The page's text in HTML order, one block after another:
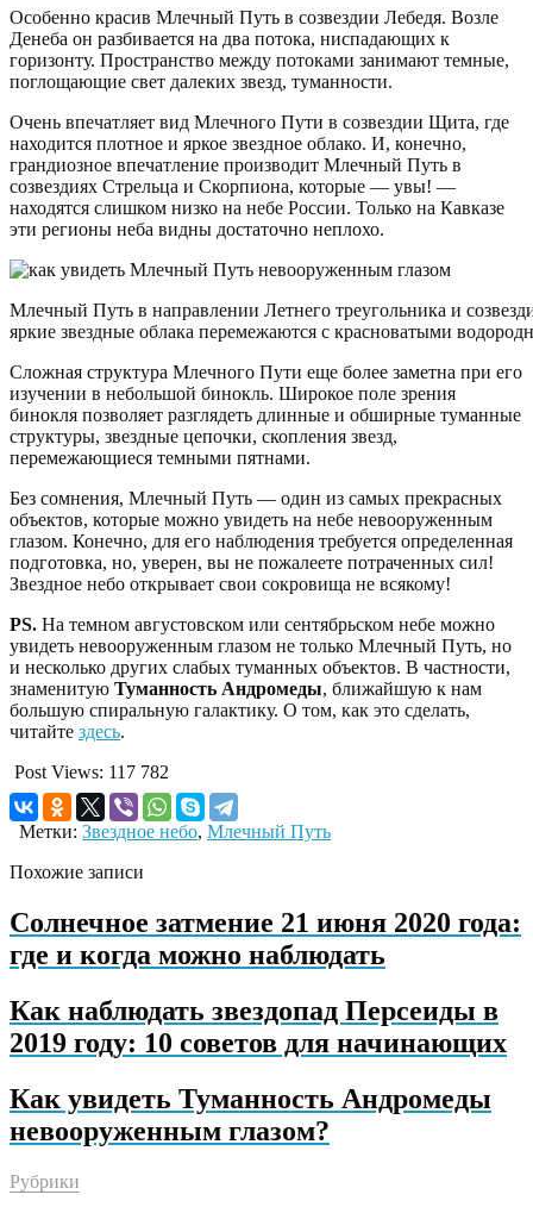
Особенно красив Млечный Путь в созвездии Лебедя. Возле
Денеба он разбивается на два потока, ниспадающих к
горизонту. Пространство между потоками занимают темные,
поглощающие свет далеких звезд, туманности.
Очень впечатляет вид Млечного Пути в созвездии Щита, где
находится плотное и яркое звездное облако. И, конечно,
грандиозное впечатление производит Млечный Путь в
созвездиях Стрельца и Скорпиона, которые — увы! —
находятся слишком низко на небе России. Только на Кавказе
эти регионы неба видны достаточно неплохо.
Млечный Путь в направлении Летнего треугольника и
яркие звездные облака перемежаются с красноватыми
Сложная структура Млечного Пути еще более заметна при его
изучении в небольшой бинокль. Широкое поле зрения
бинокля позволяет разглядеть длинные и обширные туманные
структуры, звездные цепочки, скопления звезд,
перемежающиеся темными пятнами.
Без сомнения, Млечный Путь — один из самых прекрасных
объектов, которые можно увидеть на небе невооруженным
глазом. Конечно, для его наблюдения требуется определенная
подготовка, но, уверен, вы не пожалеете потраченных сил!
Звездное небо открывает свои сокровища не всякому!
PS. На темном августовском или сентябрьском небе можно
увидеть невооруженным глазом не только Млечный Путь, но
и несколько других слабых туманных объектов. В частности,
знаменитую Туманность Андромеды, ближайшую к нам
большую спиральную галактику. О том, как это сделать,
читайте здесь.
Post Views: 117 782
Метки: Звездное небо, Млечный Путь
Похожие записи
Солнечное затмение 21 июня 2020 года:
где и когда можно наблюдать
Как наблюдать звездопад Персеиды в
2019 году: 10 советов для начинающих
Как увидеть Туманность Андромеды
невооруженным глазом?
Рубрики